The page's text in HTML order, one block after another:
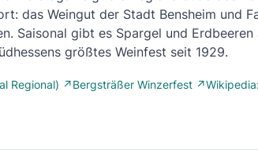
das Weingut der Stadt Bensheim und
Saisonal gibt es Spargel und Erdbeeren
größtes Weinfest seit 1929.
Regional) ↗Bergsträßer Winzerfest ↗